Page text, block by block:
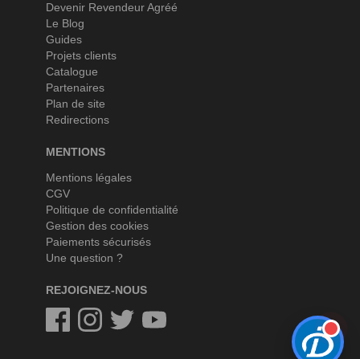
Devenir Revendeur Agréé
Le Blog
Guides
Projets clients
Catalogue
Partenaires
Plan de site
Redirections
MENTIONS
Mentions légales
CGV
Politique de confidentialité
Gestion des cookies
Paiements sécurisés
Une question ?
REJOIGNEZ-NOUS
FacebookInstagramTwitterTwitter